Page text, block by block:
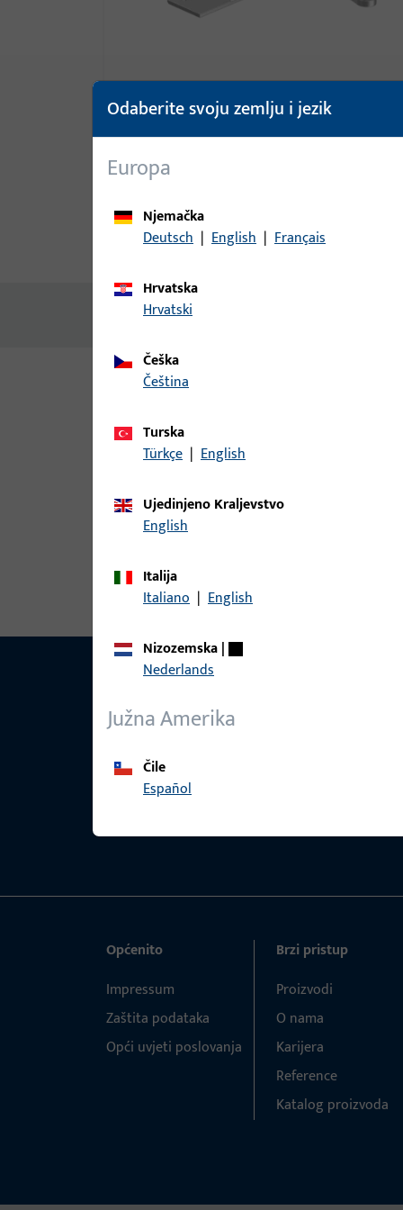
Opis proizvoda
Nema dostupnog sadržaja
Za ovaj proizvod dostupne su sljedeće varijante:
artikl
6-36031-10-R-1 | Kutni ležaj |
Odaberite svoju zemlju i jezik
Europa
Njemačka
Deutsch | English | Français
Hrvatska
Hrvatski
Češka
čeština
Turska
Türkçe | English
Ujedinjeno Kraljevstvo
English
Italija
Italiano | English
Nizozemska|
Nederlands
Južna Amerika
Čile
Español
Općenito
Impressum
Zaštita podataka
Opći uvjeti poslovanja
Brzi pristup
Proizvodi
O nama
Karijera
Reference
Katalog proizvoda